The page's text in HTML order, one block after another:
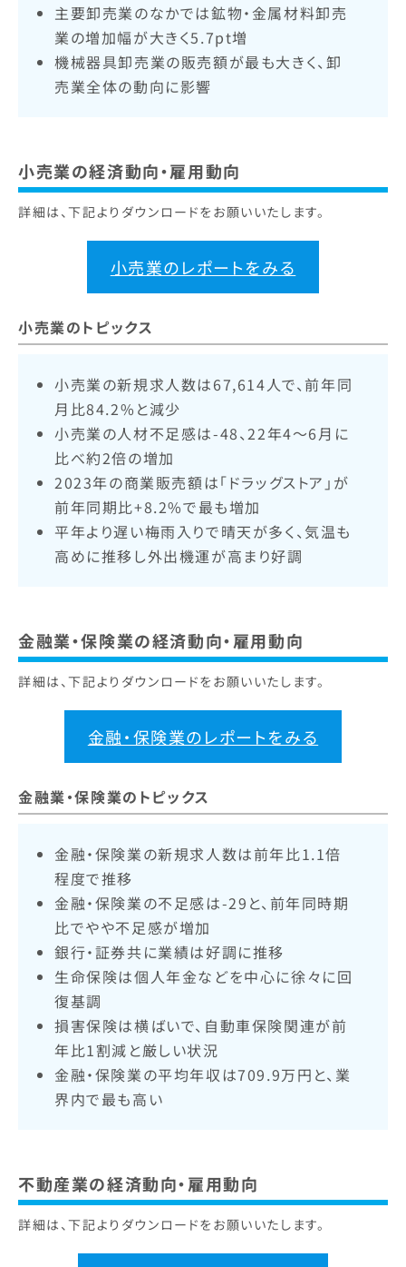
主要卸売業のなかでは鉱物・金属材料卸売
業の増加幅が大きく5.7pt増
機械器具卸売業の販売額が最も大きく、卸
売業全体の動向に影響
小売業の経済動向・雇用動向
詳細は、下記よりダウンロードをお願いいたします。
小売業のレポートをみる
小売業のトピックス
小売業の新規求人数は67,614人で、前年同
月比84.2%と減少
小売業の人材不足感は-48、22年4〜6月に
比べ約2倍の増加
2023年の商業販売額は「ドラッグストア」が
前年同期比+8.2%で最も増加
平年より遅い梅雨入りで晴天が多く、気温も
高めに推移し外出機運が高まり好調
金融業・保険業の経済動向・雇用動向
詳細は、下記よりダウンロードをお願いいたします。
金融・保険業のレポートをみる
金融業・保険業のトピックス
金融・保険業の新規求人数は前年比1.1倍
程度で推移
金融・保険業の不足感は-29と、前年同時期
比でやや不足感が増加
銀行・証券共に業績は好調に推移
生命保険は個人年金などを中心に徐々に回
復基調
損害保険は横ばいで、自動車保険関連が前
年比1割減と厳しい状況
金融・保険業の平均年収は709.9万円と、業
界内で最も高い
不動産業の経済動向・雇用動向
詳細は、下記よりダウンロードをお願いいたします。